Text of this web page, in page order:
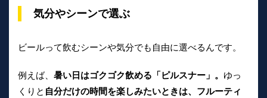
気分やシーンで選ぶ
ビールって飲むシーンや気分でも自由に選べるんです。
例えば、 暑い日はゴクゴク飲める「ピルスナー」。 ゆっ
くりと 自分だけの時間を楽しみたいときは、フルーティ